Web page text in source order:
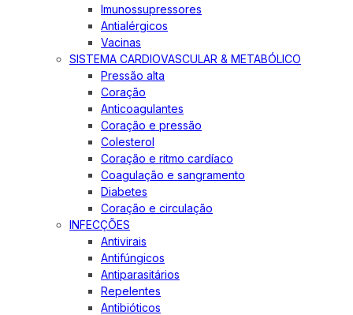
Imunossupressores
Antialérgicos
Vacinas
SISTEMA CARDIOVASCULAR & METABÓLICO
Pressão alta
Coração
Anticoagulantes
Coração e pressão
Colesterol
Coração e ritmo cardíaco
Coagulação e sangramento
Diabetes
Coração e circulação
INFECÇÕES
Antivirais
Antifúngicos
Antiparasitários
Repelentes
Antibióticos